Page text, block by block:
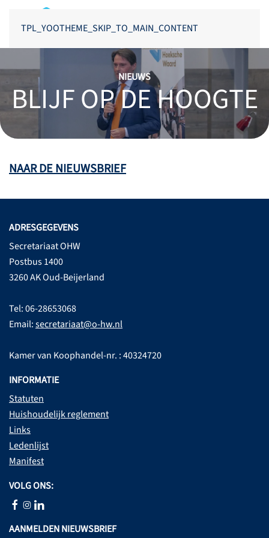
TPL_YOOTHEME_SKIP_TO_MAIN_CONTENT
NIEUWS
BLIJF OP DE HOOGTE
NAAR DE NIEUWSBRIEF
ADRESGEGEVENS
Secretariaat OHW
Postbus 1400
3260 AK Oud-Beijerland
Tel: 06-28653068
Email:secretariaat@o-hw.nl
Kamer van Koophandel-nr. : 40324720
INFORMATIE
Statuten
Huishoudelijk reglement
Links
Ledenlijst
Manifest
VOLG ONS:
AANMELDEN NIEUWSBRIEF